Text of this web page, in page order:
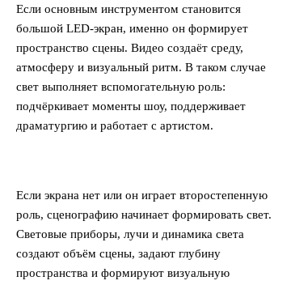
Если основным инструментом становится
большой LED-экран, именно он формирует
пространство сцены. Видео создаёт среду,
атмосферу и визуальный ритм. В таком случае
свет выполняет вспомогательную роль:
подчёркивает моменты шоу, поддерживает
драматургию и работает с артистом.
Если экрана нет или он играет второстепенную
роль, сценографию начинает формировать свет.
Световые приборы, лучи и динамика света
создают объём сцены, задают глубину
пространства и формируют визуальную